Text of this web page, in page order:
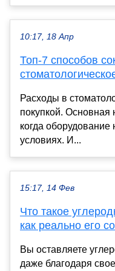
10:17, 18 Апр
Топ-7 способов
Расходы в
покупкой. Основная
когда оборудование
условиях. И...
15:17, 14 Фев
Что такое
как реально его
Вы оставляете
даже благодаря